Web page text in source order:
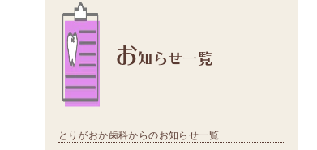
お知らせ一覧
とりがおか歯科からのお知らせ一覧